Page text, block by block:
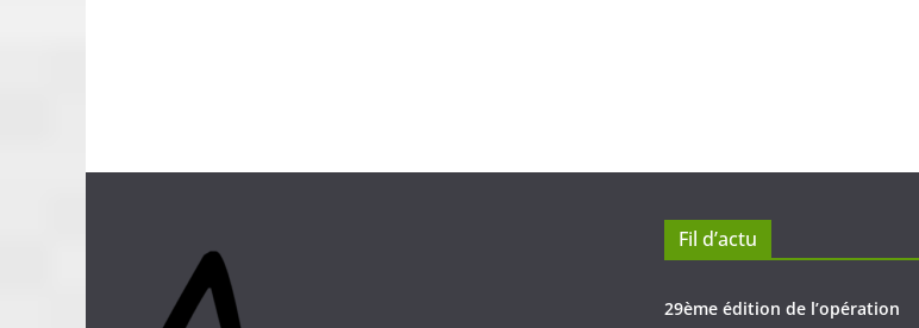
Fil d’actu
29ème édition de l’opération